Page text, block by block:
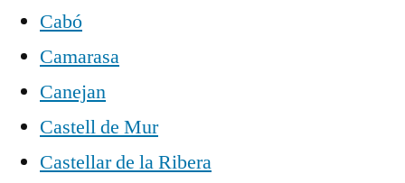
Cabó
Camarasa
Canejan
Castell de Mur
Castellar de la Ribera